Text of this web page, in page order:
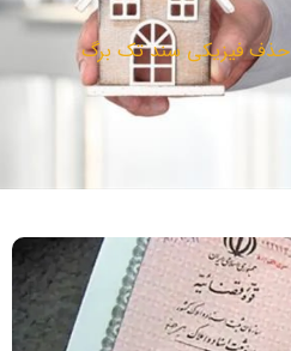
حذف فیزیکی سند تک برگ